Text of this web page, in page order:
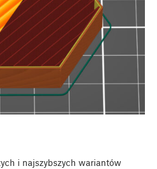
i najszybszych wariantów